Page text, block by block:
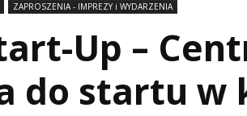
ZAPROSZENIA - IMPREZY i WYDARZENIA
Up –
do startu w